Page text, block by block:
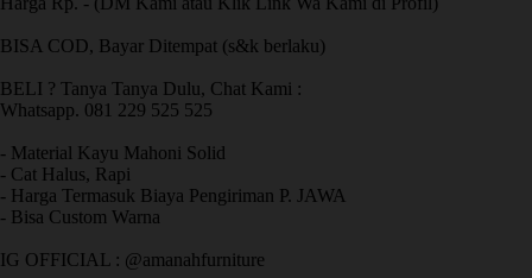
BISA COD, Bayar Ditempat (s&k berlaku)
BELI ? Tanya Tanya Dulu, Chat Kami :
Whatsapp. 081 229 525 525
- Material Kayu Mahoni Solid
- Cat Halus, Rapi
- Harga Termasuk Biaya Pengiriman P. JAWA
- Bisa Custom Warna
IG OFFICIAL : @amanahfurniture